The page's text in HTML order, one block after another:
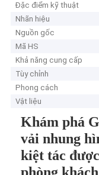
Đặc điểm kỹ thuật
Nhãn hiệu
Nguồn gốc
Mã HS
Khả năng cung cấp
Tùy chỉnh
Phong cách
Vật liệu
Khám phá
vải nhung
kiệt tác